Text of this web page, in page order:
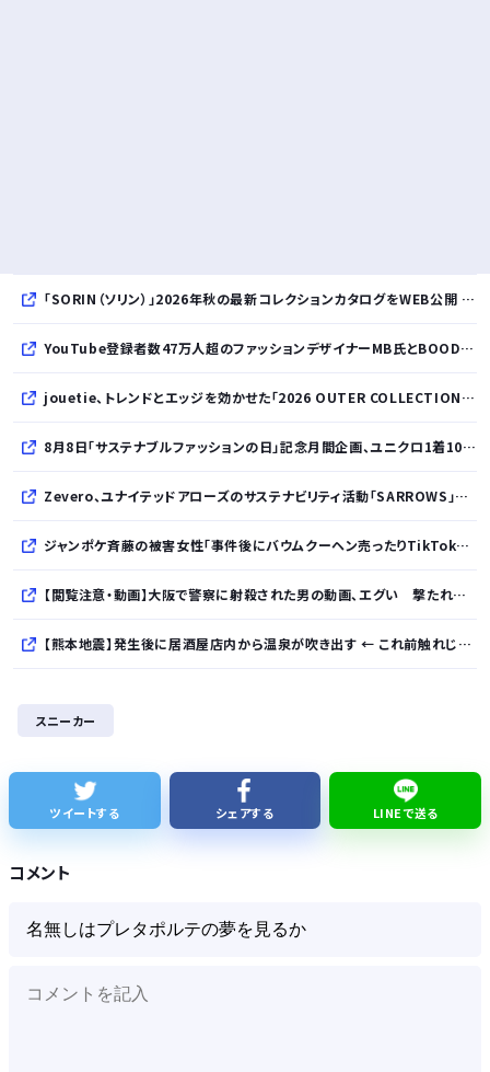
「SORIN（ソリン）」2026年秋の最新コレクションカタログをWEB公開 「Paradox in Neutral」をテーマに秩序と反逆が共存する世界観を表現
YouTube登録者数47万人超のファッションデザイナーMB氏とBOODYがコラボレーション。極上の着心地を追求した別注Tシャツが8月12日発売開始
jouetie、トレンドとエッジを効かせた「2026 OUTER COLLECTION」を公開
8月8日「サステナブルファッションの日」記念月間企画、ユニクロ1着100円買取保証とXプレゼントキャンペーンを実施
Zevero、ユナイテッドアローズのサステナビリティ活動「SARROWS」を支援。Scope 3排出量算定の効率化・精緻化を開始
ジャンポケ斉藤の被害女性「事件後にバウムクーヘン売ったりTikTokライブしててムカついた」
【閲覧注意・動画】大阪で警察に射殺された男の動画、エグい 撃たれてから叫びながら苦しみもがいて死ぬ
【熊本地震】発生後に居酒屋店内から温泉が吹き出す ← これ前触れじゃね？
財務省、大型連休中の為替介入日数は3日間 総額11兆7349億円
Powered by livedoor 相互RSS
スニーカー
ツイートする シェアする LINEで送る
コメント